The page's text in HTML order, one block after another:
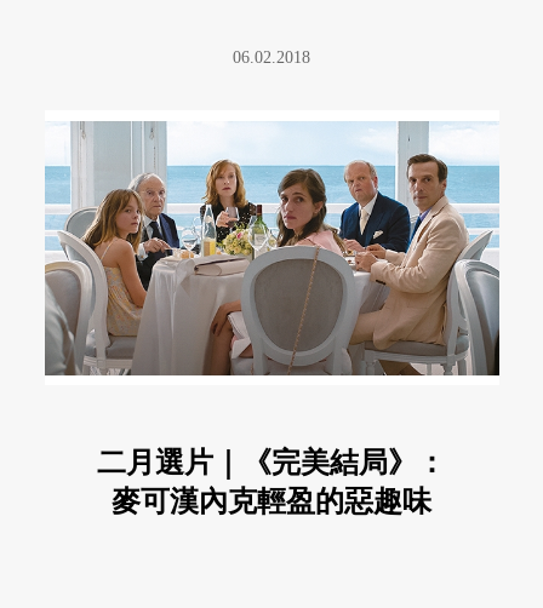
06.02.2018
二月選片｜《完美結局》：
麥可漢內克輕盈的惡趣味